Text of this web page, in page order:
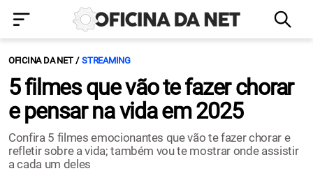
OFICINA DA NET STREAMING
5 filmes que vão te fazer chorar
e pensar na vida em 2025
Confira 5 filmes emocionantes que vão te fazer chorar e
refletir sobre a vida; também vou te mostrar onde assistir
a cada um deles